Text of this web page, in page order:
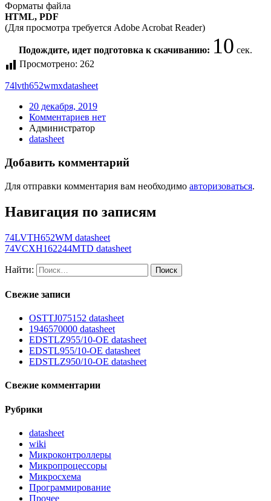
Форматы файла
HTML, PDF
(Для просмотра требуется Adobe Acrobat Reader)
Подождите, идет подготовка к скачиванию: 10 сек.
Просмотрено: 262
74lvth652wmxdatasheet
20 декабря, 2019
Комментариев нет
Администратор
datasheet
Добавить комментарий
Для отправки комментария вам необходимо авторизоваться.
Навигация по записям
74LVTH652WM datasheet
74VCXH162244MTD datasheet
Найти:
Свежие записи
OSTTJ075152 datasheet
1946570000 datasheet
EDSTLZ955/10-OE datasheet
EDSTL955/10-OE datasheet
EDSTLZ950/10-OE datasheet
Свежие комментарии
Рубрики
datasheet
wiki
Микроконтроллеры
Микропроцессоры
Микросхема
Программирование
Прочее